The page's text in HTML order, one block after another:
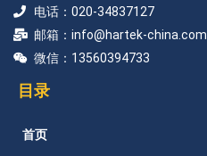
电话：020-34837127
邮箱：info@hartek-china.com
微信：13560394733
目录
首页